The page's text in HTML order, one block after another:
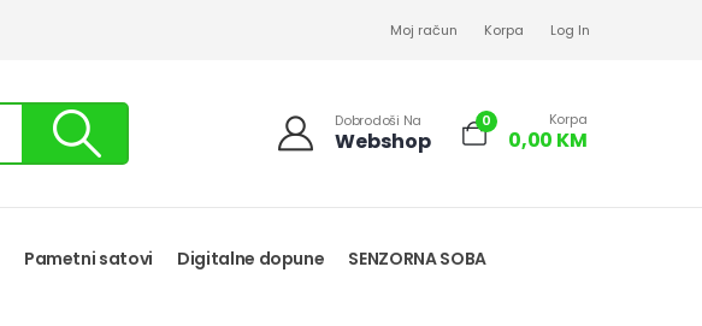
Moj račun Korpa Log In
Dobrodoši Na
Webshop
0 Korpa
0,00 KM
Pametni satovi Digitalne dopune SENZORNA SOBA